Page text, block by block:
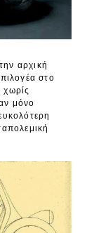
αρχική
στο
χωρίς
μόνο